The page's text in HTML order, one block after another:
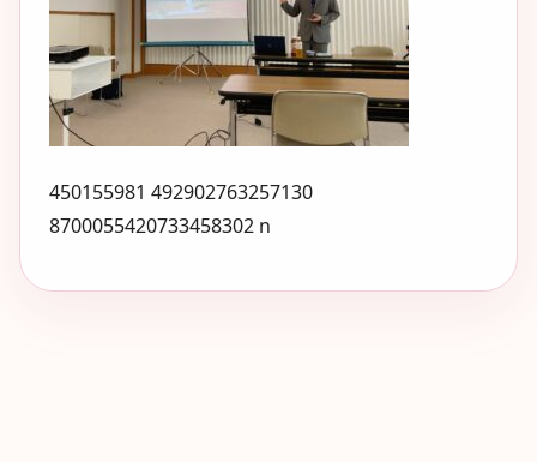
450155981 492902763257130
8700055420733458302 n